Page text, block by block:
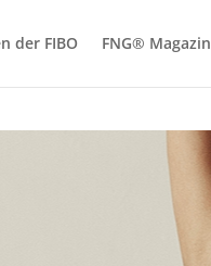
der FIBO FNG® Magazin